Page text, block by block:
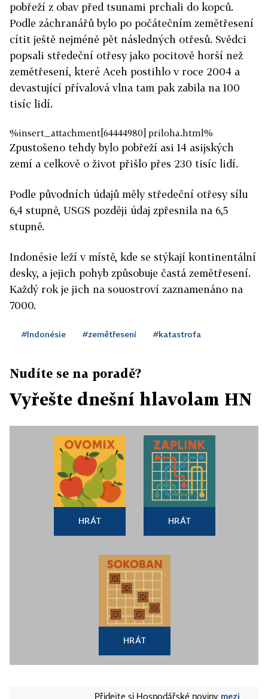
pobřeží z obav před tsunami prchali do kopců.
Podle záchranářů bylo po počátečním zemětřesení
cítit ještě nejméně pět následných otřesů. Svědci
popsali středeční otřesy jako pocitově horší než
zemětřesení, které Aceh postihlo v roce 2004 a
devastující přívalová vlna tam pak zabila na 100
tisíc lidí.
%insert_attachment[64444980] priloha.html%
Zpustošeno tehdy bylo pobřeží asi 14 asijských
zemí a celkově o život přišlo přes 230 tisíc lidí.
Podle původních údajů měly středeční otřesy sílu
6,4 stupně, USGS později údaj zpřesnila na 6,5
stupně.
Indonésie leží v místě, kde se stýkají kontinentální
desky, a jejich pohyb způsobuje častá zemětřesení.
Každý rok je jich na souostroví zaznamenáno na
7000.
#Indonésie #zemětřesení #katastrofa
Nudíte se na poradě?
Vyřešte dnešní hlavolam HN
HRÁT HRÁT
HRÁT
Přidejte si Hospodářské noviny mezi